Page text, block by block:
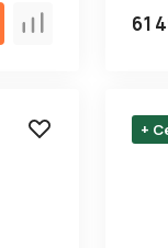
Сравнить 61
+